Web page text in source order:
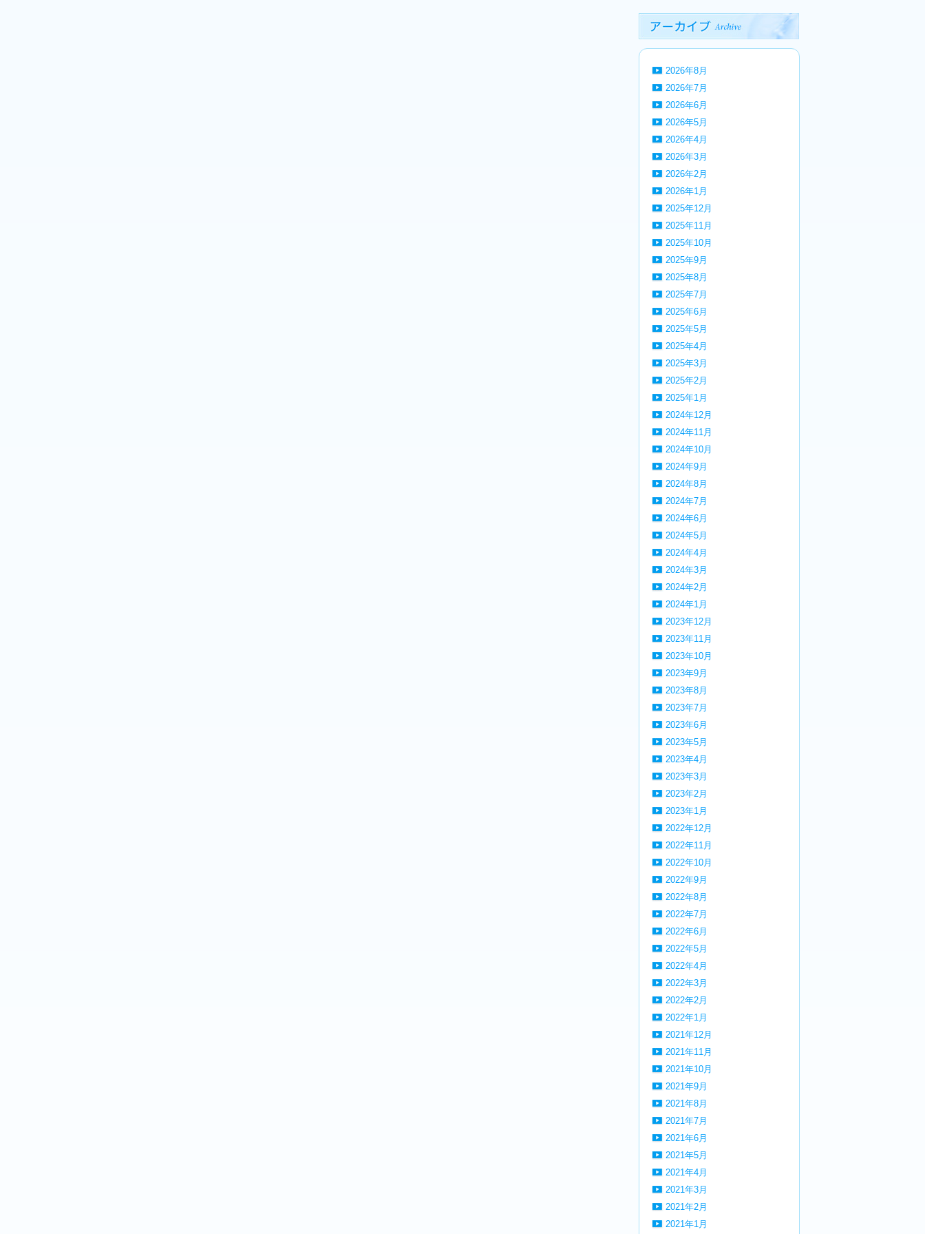
2026年8月
2026年7月
2026年6月
2026年5月
2026年4月
2026年3月
2026年2月
2026年1月
2025年12月
2025年11月
2025年10月
2025年9月
2025年8月
2025年7月
2025年6月
2025年5月
2025年4月
2025年3月
2025年2月
2025年1月
2024年12月
2024年11月
2024年10月
2024年9月
2024年8月
2024年7月
2024年6月
2024年5月
2024年4月
2024年3月
2024年2月
2024年1月
2023年12月
2023年11月
2023年10月
2023年9月
2023年8月
2023年7月
2023年6月
2023年5月
2023年4月
2023年3月
2023年2月
2023年1月
2022年12月
2022年11月
2022年10月
2022年9月
2022年8月
2022年7月
2022年6月
2022年5月
2022年4月
2022年3月
2022年2月
2022年1月
2021年12月
2021年11月
2021年10月
2021年9月
2021年8月
2021年7月
2021年6月
2021年5月
2021年4月
2021年3月
2021年2月
2021年1月